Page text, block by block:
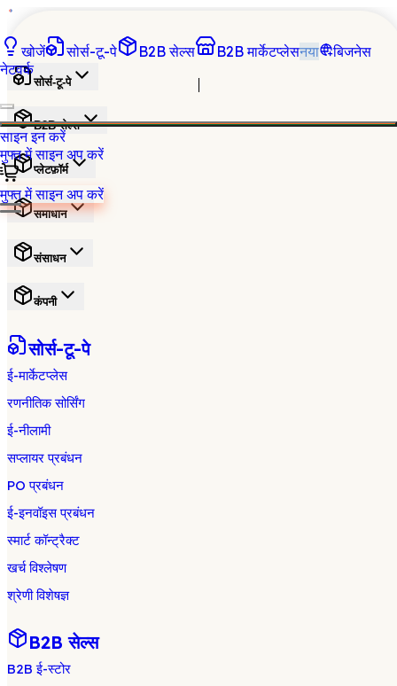
खोजें सोर्स-टू-पे B2B सेल्स B2B मार्केटप्लेसनया
बिजनेस
नेटवर्क
साइन इन करें
मुफ्त में साइन अप करें
मुफ्त में साइन अप करें
सोर्स-टू-पे
B2B सेल्स
प्लेटफ़ॉर्म
समाधान
संसाधन
कंपनी
सोर्स-टू-पे
ई-मार्केटप्लेस
रणनीतिक सोर्सिंग
ई-नीलामी
सप्लायर प्रबंधन
PO प्रबंधन
ई-इनवॉइस प्रबंधन
स्मार्ट कॉन्ट्रैक्ट
खर्च विश्लेषण
श्रेणी विशेषज्ञ
B2B सेल्स
B2B ई-स्टोर